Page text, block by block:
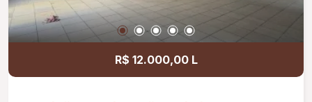
R$ 12.000,00 L